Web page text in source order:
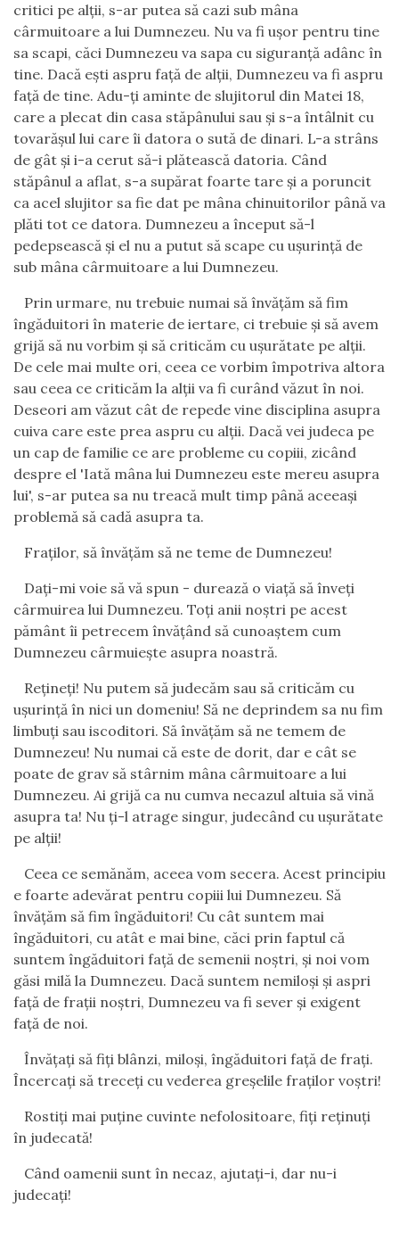
critici pe alţii, s-ar putea să cazi sub mâna
cârmuitoare a lui Dumnezeu. Nu va fi uşor pentru tine
sa scapi, căci Dumnezeu va sapa cu siguranţă adânc în
tine. Dacă eşti aspru faţă de alţii, Dumnezeu va fi aspru
faţă de tine. Adu-ţi aminte de slujitorul din Matei 18,
care a plecat din casa stăpânului sau şi s-a întâlnit cu
tovarăşul lui care îi datora o sută de dinari. L-a strâns
de gât şi i-a cerut să-i plătească datoria. Când
stăpânul a aflat, s-a supărat foarte tare şi a poruncit
ca acel slujitor sa fie dat pe mâna chinuitorilor până va
plăti tot ce datora. Dumnezeu a început să-l
pedepsească şi el nu a putut să scape cu uşurinţă de
sub mâna cârmuitoare a lui Dumnezeu.
Prin urmare, nu trebuie numai să învăţăm să fim
îngăduitori în materie de iertare, ci trebuie şi să avem
grijă să nu vorbim şi să criticăm cu uşurătate pe alţii.
De cele mai multe ori, ceea ce vorbim împotriva altora
sau ceea ce criticăm la alţii va fi curând văzut în noi.
Deseori am văzut cât de repede vine disciplina asupra
cuiva care este prea aspru cu alţii. Dacă vei judeca pe
un cap de familie ce are probleme cu copiii, zicând
despre el 'Iată mâna lui Dumnezeu este mereu asupra
lui', s-ar putea sa nu treacă mult timp până aceeaşi
problemă să cadă asupra ta.
Fraţilor, să învăţăm să ne teme de Dumnezeu!
Daţi-mi voie să vă spun - durează o viaţă să înveţi
cârmuirea lui Dumnezeu. Toţi anii noştri pe acest
pământ îi petrecem învăţând să cunoaştem cum
Dumnezeu cârmuieşte asupra noastră.
Reţineţi! Nu putem să judecăm sau să criticăm cu
uşurinţă în nici un domeniu! Să ne deprindem sa nu fim
limbuţi sau iscoditori. Să învăţăm să ne temem de
Dumnezeu! Nu numai că este de dorit, dar e cât se
poate de grav să stârnim mâna cârmuitoare a lui
Dumnezeu. Ai grijă ca nu cumva necazul altuia să vină
asupra ta! Nu ţi-l atrage singur, judecând cu uşurătate
pe alţii!
Ceea ce semănăm, aceea vom secera. Acest principiu
e foarte adevărat pentru copiii lui Dumnezeu. Să
învăţăm să fim îngăduitori! Cu cât suntem mai
îngăduitori, cu atât e mai bine, căci prin faptul că
suntem îngăduitori faţă de semenii noştri, şi noi vom
găsi milă la Dumnezeu. Dacă suntem nemiloşi şi aspri
faţă de fraţii noştri, Dumnezeu va fi sever şi exigent
faţă de noi.
Învăţaţi să fiţi blânzi, miloşi, îngăduitori faţă de fraţi.
Încercaţi să treceţi cu vederea greşelile fraţilor voştri!
Rostiţi mai puţine cuvinte nefolositoare, fiţi reţinuţi
în judecată!
Când oamenii sunt în necaz, ajutaţi-i, dar nu-i
judecaţi!